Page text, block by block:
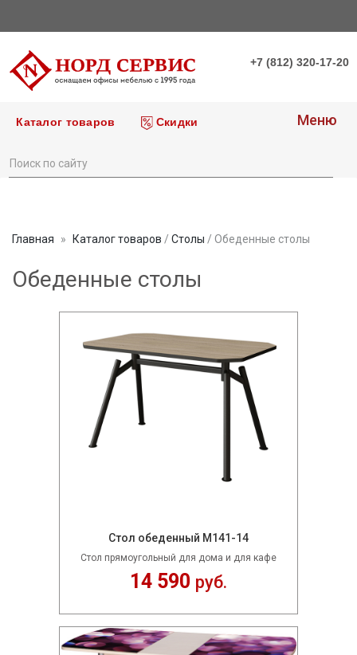
+7 (812) 320-17-20
Каталог товаров Скидки Меню
Главная Каталог товаров / Столы / Обеденные столы
Обеденные столы
Стол обеденный М141-14
Стол прямоугольный для дома и для кафе
14 590 руб.